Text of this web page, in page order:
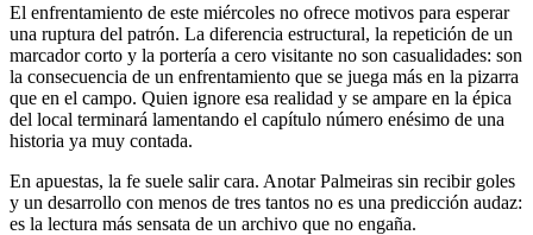
El enfrentamiento de este miércoles no ofrece motivos para esperar
una ruptura del patrón. La diferencia estructural, la repetición de un
marcador corto y la portería a cero visitante no son casualidades: son
la consecuencia de un enfrentamiento que se juega más en la pizarra
que en el campo. Quien ignore esa realidad y se ampare en la épica
del local terminará lamentando el capítulo número enésimo de una
historia ya muy contada.
En apuestas, la fe suele salir cara. Anotar Palmeiras sin recibir goles
y un desarrollo con menos de tres tantos no es una predicción audaz:
es la lectura más sensata de un archivo que no engaña.